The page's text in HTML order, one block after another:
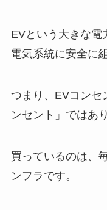
EVという大きな電
電気系統に安全に
つまり、EVコンセ
ンセント」ではあ
買っているのは、
ンフラです。